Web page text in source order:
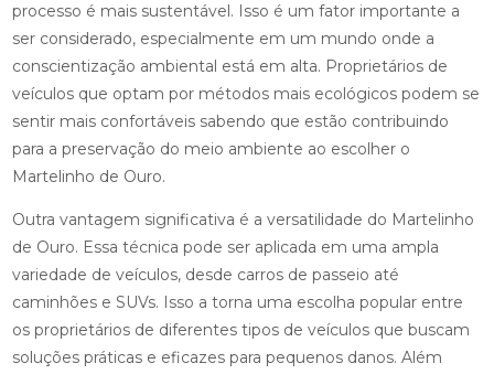
processo é mais sustentável. Isso é um fator importante a
ser considerado, especialmente em um mundo onde a
conscientização ambiental está em alta. Proprietários de
veículos que optam por métodos mais ecológicos podem se
sentir mais confortáveis sabendo que estão contribuindo
para a preservação do meio ambiente ao escolher o
Martelinho de Ouro.
Outra vantagem significativa é a versatilidade do Martelinho
de Ouro. Essa técnica pode ser aplicada em uma ampla
variedade de veículos, desde carros de passeio até
caminhões e SUVs. Isso a torna uma escolha popular entre
os proprietários de diferentes tipos de veículos que buscam
soluções práticas e eficazes para pequenos danos. Além